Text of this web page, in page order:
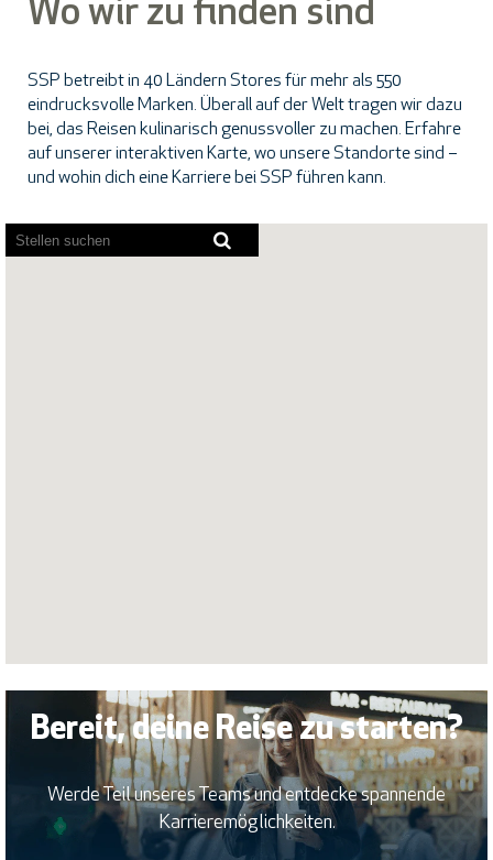
Wo wir zu finden sind
SSP betreibt in 40 Ländern Stores für mehr als 550
eindrucksvolle Marken. Überall auf der Welt tragen wir dazu
bei, das Reisen kulinarisch genussvoller zu machen. Erfahre
auf unserer interaktiven Karte, wo unsere Standorte sind –
und wohin dich eine Karriere bei SSP führen kann.
Bildschirmausleseprogramme
können
Bereit, deine Reise zu starten?
Werde Teil unseres Teams und entdecke spannende
Karrieremöglichkeiten.